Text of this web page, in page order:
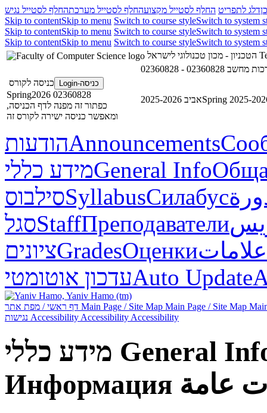
דלג לתפריט החלף לסטייל מקצועהחלף לסטייל מערכתהחלף לסטייל נגיש
Skip to contentSkip to menu Switch to course styleSwitch to system
Skip to contentSkip to menu Switch to course styleSwitch to system
Skip to contentSkip to menu Switch to course styleSwitch to system
במערכות מחשב
כניסה-Login
כניסה לקורס
02360828 Spring2026
כפתור זה מפנה לדף הכניסה,
ומאפשר כניסה ישירה לקורס זה
אביב 2025-2026Spring 2025-
הודעותAnnouncements
מידע כלליGeneral Info
סילבוסSyllabusСилабус
סגלStaffПреподаватели
ציוניםGradesОценкиعلامات
עדכון אוטומטיAuto Update
Main Page / Site Map Main Page / Site Map
Accessibility Accessibility Accessibility
מידע כללי General
Информация عامة